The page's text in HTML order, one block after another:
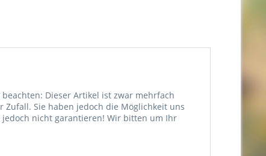
Dieser Artikel ist zwar mehrfach
Sie haben jedoch die Möglichkeit uns
nicht garantieren! Wir bitten um Ihr